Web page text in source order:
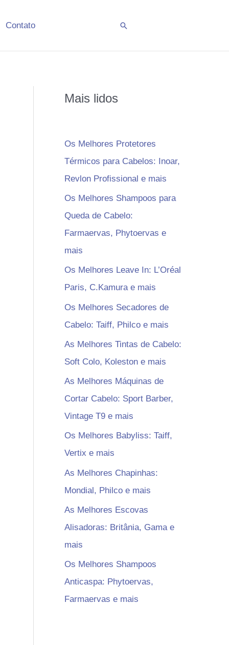
Contato Pesquisar
Mais lidos
Os Melhores Protetores
Térmicos para Cabelos: Inoar,
Revlon Profissional e mais
Os Melhores Shampoos para
Queda de Cabelo:
Farmaervas, Phytoervas e
mais
Os Melhores Leave In: L’Oréal
Paris, C.Kamura e mais
Os Melhores Secadores de
Cabelo: Taiff, Philco e mais
As Melhores Tintas de Cabelo:
Soft Colo, Koleston e mais
As Melhores Máquinas de
Cortar Cabelo: Sport Barber,
Vintage T9 e mais
Os Melhores Babyliss: Taiff,
Vertix e mais
As Melhores Chapinhas:
Mondial, Philco e mais
As Melhores Escovas
Alisadoras: Britânia, Gama e
mais
Os Melhores Shampoos
Anticaspa: Phytoervas,
Farmaervas e mais